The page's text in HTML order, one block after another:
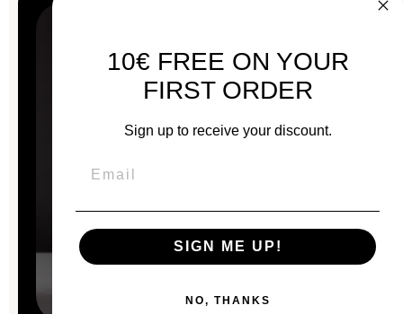
10€ FREE ON YOUR
FIRST ORDER
Sign up to receive your discount.
SIGN ME UP!
NO, THANKS